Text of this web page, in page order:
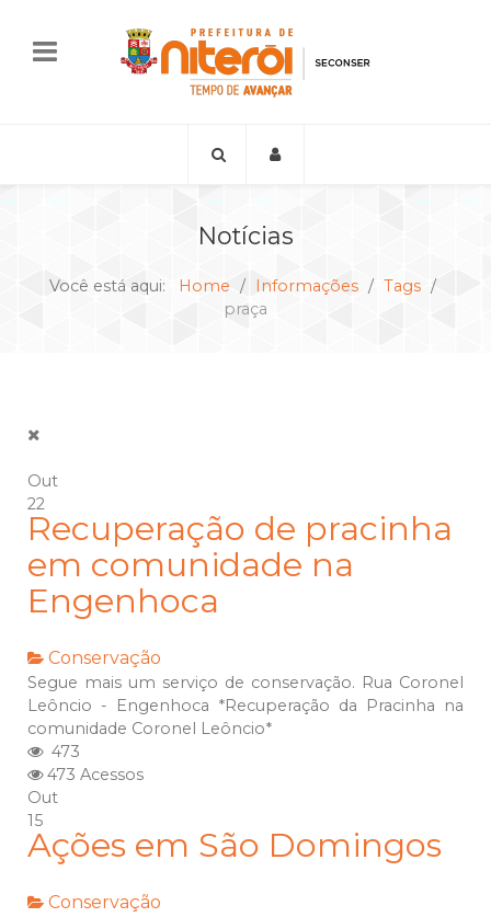
Notícias
Você está aqui: Home Informações
Tags
praça
Out
22
Recuperação de pracinha
em comunidade na
Engenhoca
Conservação
Segue mais um serviço de conservação. Rua Coronel
Leôncio - Engenhoca *Recuperação da Pracinha na
comunidade Coronel Leôncio*
473
473 Acessos
Out
15
Ações em São Domingos
Conservação